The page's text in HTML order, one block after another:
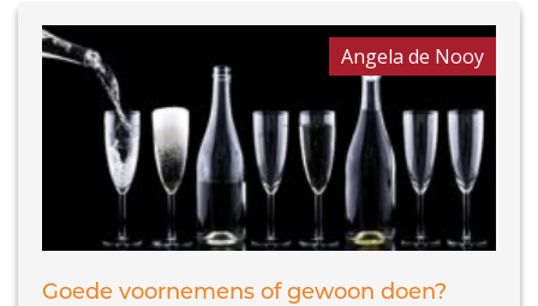
Angela de Nooy
Goede voornemens of gewoon doen?